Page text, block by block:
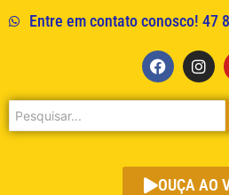
Entre em contato conosco! 47
OUÇA AO